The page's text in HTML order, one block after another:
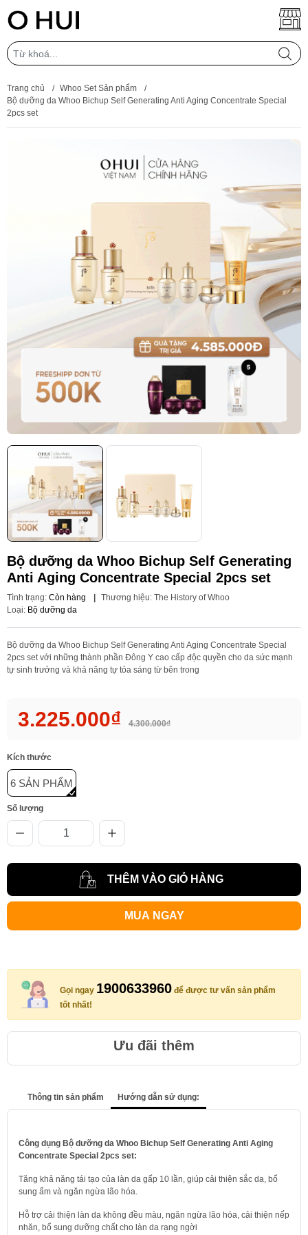
Trang chủ / Whoo Set Sản phẩm
/
Bộ dưỡng da Whoo Bichup Self Generating Anti Aging Concentrate Special
2pcs set
Bộ dưỡng da Whoo Bichup Self Generating
Anti Aging Concentrate Special 2pcs set
Tình trạng: Còn hàng Thương hiệu: The History of Whoo
Loại: Bộ dưỡng da
Bộ dưỡng da Whoo Bichup Self Generating Anti Aging Concentrate Special
2pcs set với những thành phần Đông Y cao cấp độc quyền cho da sức mạnh
tự sinh trưởng và khả năng tự tỏa sáng từ bên trong
3.225.000₫ 4.300.000₫
Kích thước
6 SẢN PHẨM
Số lượng
THÊM VÀO GIỎ HÀNG
MUA NGAY
Gọi ngay 1900633960 để được tư vấn sản phẩm
tốt nhất!
Ưu đãi thêm
Thông tin sản phẩm Hướng dẫn sử dụng:
Công dụng Bộ dưỡng da Whoo Bichup Self Generating Anti Aging
Concentrate Special 2pcs set:
Tăng khả năng tái tạo của làn da gấp 10 lần, giúp cải thiện sắc da, bổ
sung ẩm và ngăn ngừa lão hóa.
Hỗ trợ cải thiện làn da không đều màu, ngăn ngừa lão hóa, cải thiện nếp
nhăn, bổ sung dưỡng chất cho làn da rạng ngời